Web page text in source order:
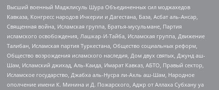
Высший военный Маджлисуль Шура Объединенных сил моджахедов
Кавказа, Конгресс народов Ичкерии и Дагестана, База, Асбат аль-Ансар,
Священная война, Исламская группа, Братья-мусульмане, Партия
исламского освобождения, Лашкар-И-Тайба, Исламская группа, Движение
Талибан, Исламская партия Туркестана, Общество социальных реформ,
Общество возрождения исламского наследия, Дом двух святых, Джунд аш-
Шам, Исламский джихад, Аль-Каида, Имарат Кавказ, АБТО, Правый сектор,
Исламское государство, Джабха аль-Нусра ли-Ахль аш-Шам, Народное
ополчение имени К. Минина и Д. Пожарского, Аджр от Аллаха Субхану уа